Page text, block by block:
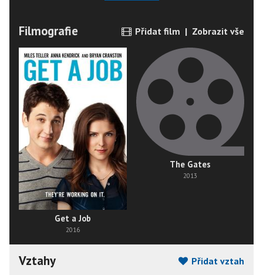
Filmografie Přidat film | Zobrazit vše
Get a Job
2016
The Gates
2013
Vztahy Přidat vztah